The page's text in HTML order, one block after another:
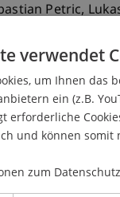
Petric,
an der Feier
sich in
verwendet
um Ihnen das
ein (z.B.
erforderliche
und können somit
zum